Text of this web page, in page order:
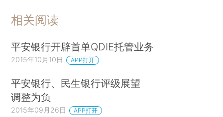
相关阅读
平安银行开辟首单QDIE托管业务
2015年10月10日 APP打开
平安银行、民生银行评级展望
调整为负
2015年09月26日 APP打开